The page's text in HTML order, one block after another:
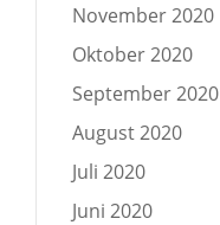
November 2020
Oktober 2020
September 2020
August 2020
Juli 2020
Juni 2020